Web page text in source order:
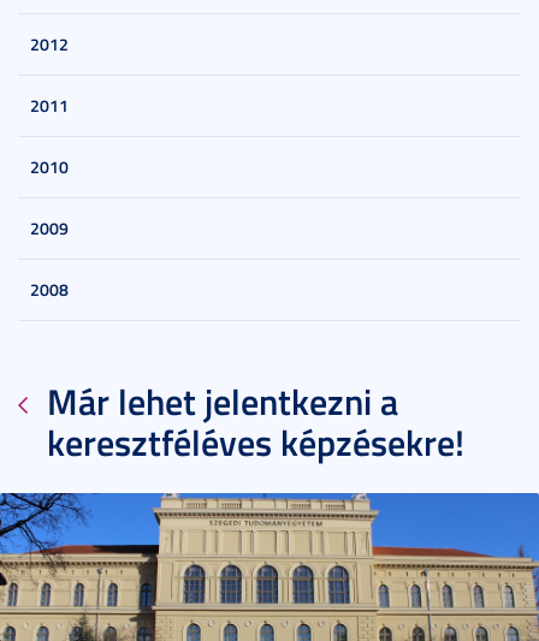
2012
2011
2010
2009
2008
Már lehet jelentkezni a
keresztféléves képzésekre!